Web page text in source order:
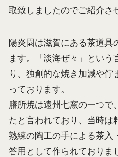
取致しましたのでご紹介さ
陽炎園は滋賀にある茶道具
ます。「淡海ぜ々」という
り、独創的な焼き加減や佇
っております。
膳所焼は遠州七窯の一つで
たと言われており、当時は
熟練の陶工の手による茶入
答用として作られておりま